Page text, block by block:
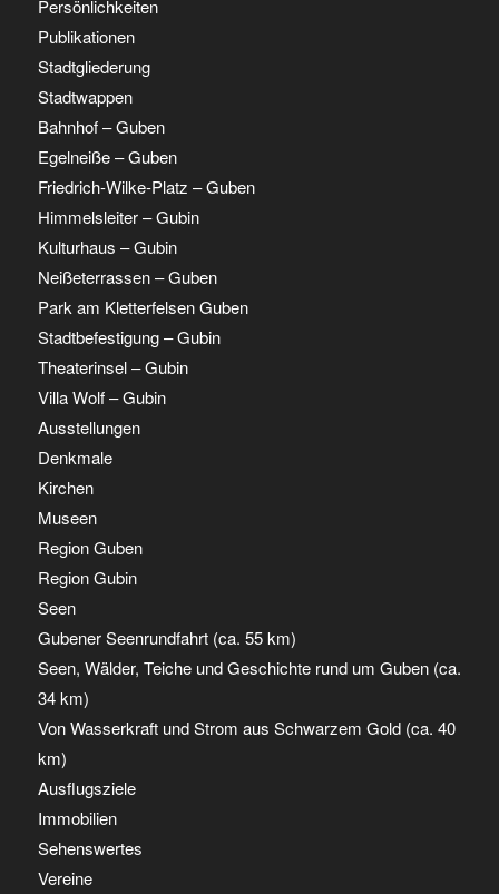
Persönlichkeiten
Publikationen
Stadtgliederung
Stadtwappen
Bahnhof – Guben
Egelneiße – Guben
Friedrich-Wilke-Platz – Guben
Himmelsleiter – Gubin
Kulturhaus – Gubin
Neißeterrassen – Guben
Park am Kletterfelsen Guben
Stadtbefestigung – Gubin
Theaterinsel – Gubin
Villa Wolf – Gubin
Ausstellungen
Denkmale
Kirchen
Museen
Region Guben
Region Gubin
Seen
Gubener Seenrundfahrt (ca. 55 km)
Seen, Wälder, Teiche und Geschichte rund um Guben (ca.
34 km)
Von Wasserkraft und Strom aus Schwarzem Gold (ca. 40
km)
Ausflugsziele
Immobilien
Sehenswertes
Vereine